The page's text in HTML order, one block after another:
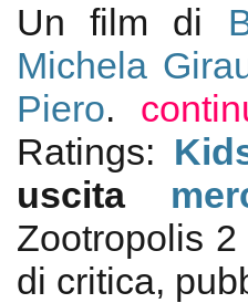
Un film di
Michela
Piero.
Ratings:
uscita
Zootropolis 2
di critica,